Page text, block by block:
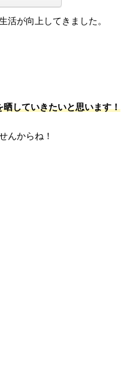
活が向上してきました。
していきたいと思います！
んからね！